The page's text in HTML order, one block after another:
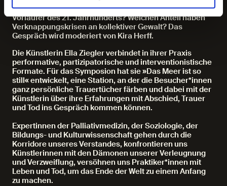
grassierenden Rechtsextremismus. War Hitler ein
Vorläufer des 21. Jahrhunderts? Welchen Anteil haben
Verknappungskrisen an kollektiver Gewalt? Das
Gespräch wird moderiert von Kira Herff.
Die Künstlerin Ella Ziegler verbindet in ihrer Praxis
performative, partizipatorische und interventionistische
Formate. Für das Symposion hat sie »Das Meer ist so
still« entwickelt, eine Station, an der die Besucher*innen
ganz persönliche Trauertücher färben und dabei mit der
Künstlerin über ihre Erfahrungen mit Abschied, Trauer
und Tod ins Gespräch kommen können.
Expertinnen der Palliativmedizin, der Soziologie, der
Bildungs- und Kulturwissenschaft gehen durch die
Korridore unseres Verstandes, konfrontieren uns
Künstlerinnen mit den Dämonen unserer Verleugnung
und Verzweiflung, versöhnen uns Praktiker*innen mit
Leben und Tod, um das Ende der Welt zu einem Anfang
zu machen.